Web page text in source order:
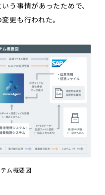
う事情があったためで、
更も行われた。
ム概要図